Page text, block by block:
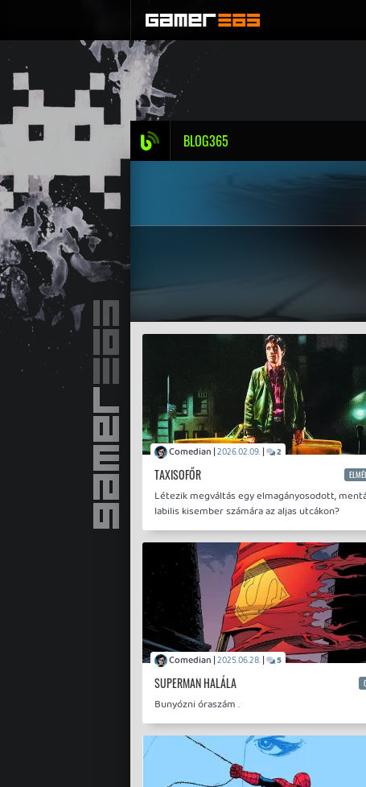
BLOG365
Comedian |2026.02.09.| 2
TAXISOFŐR
Létezik megváltás egy elmagányosodott,
labilis kisember számára az aljas utcákon?
Comedian |2025.06.28.| 5
SUPERMAN HALÁLA
Bunyózni óraszám .